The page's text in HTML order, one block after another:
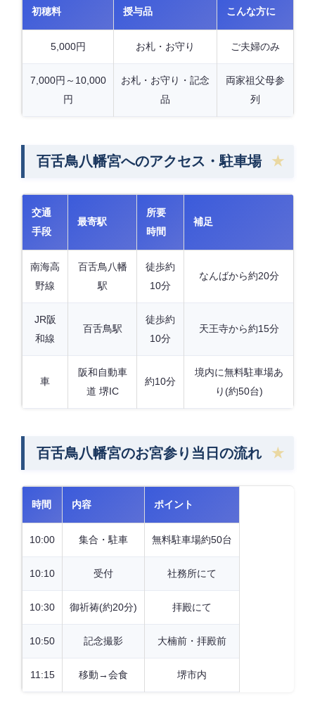
初穂料 授与品 こんな方に
5,000円 お札・お守り ご夫婦のみ
7,000円～10,000
円
お札・お守り・記念
品
両家祖父母参
列
百舌鳥八幡宮へのアクセス・駐車場
交通
手段
最寄駅
所要
時間
補足
南海高
野線
百舌鳥八幡
駅
徒歩約
10分
なんばから約20分
JR阪
和線
百舌鳥駅
徒歩約
10分
天王寺から約15分
車
阪和自動車
道 堺IC
約10分
境内に無料駐車場あ
り(約50台)
百舌鳥八幡宮のお宮参り当日の流れ
時間 内容 ポイント
10:00 集合・駐車 無料駐車場約50台
10:10 受付 社務所にて
10:30 御祈祷(約20分) 拝殿にて
10:50 記念撮影 大楠前・拝殿前
11:15 移動→会食 堺市内